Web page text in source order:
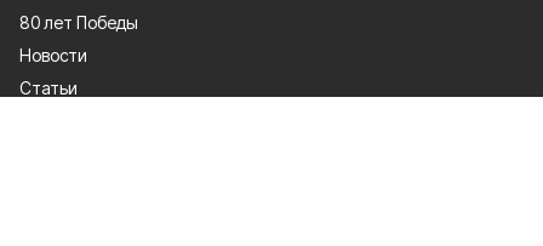
80 лет Победы
Новости
Статьи